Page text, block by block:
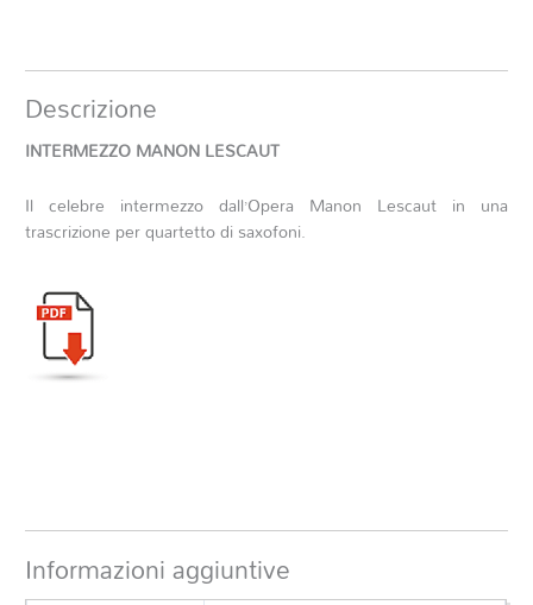
Descrizione
INTERMEZZO MANON LESCAUT
Il celebre intermezzo dall’Opera Manon Lescaut in una
trascrizione per quartetto di saxofoni.
Informazioni aggiuntive